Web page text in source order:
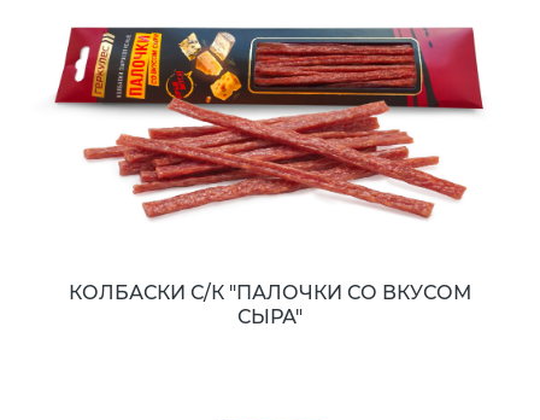
КОЛБАСКИ С/К "ПАЛОЧКИ СО ВКУСОМ
СЫРА"